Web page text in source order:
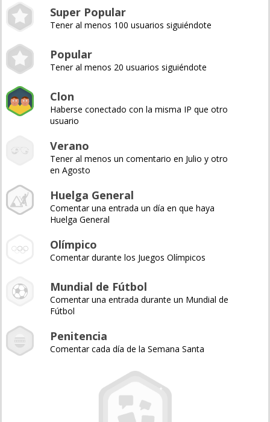
Super Popular
Tener al menos 100 usuarios siguiéndote
Popular
Tener al menos 20 usuarios siguiéndote
Clon
Haberse conectado con la misma IP que otro
usuario
Verano
Tener al menos un comentario en Julio y otro
en Agosto
Huelga General
Comentar una entrada un día en que haya
Huelga General
Olímpico
Comentar durante los Juegos Olímpicos
Mundial de Fútbol
Comentar una entrada durante un Mundial de
Fútbol
Penitencia
Comentar cada día de la Semana Santa